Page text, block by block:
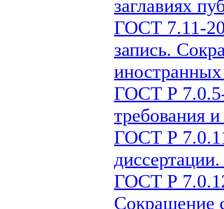
заглавиях
ГОСТ 7.11-
запись.
ГОСТ Р
требования
ГОСТ Р
ГОСТ Р
Сокращение